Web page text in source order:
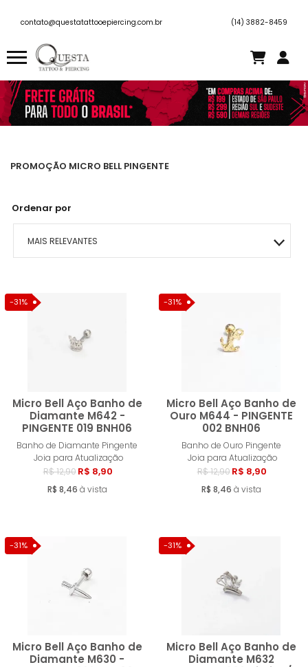
contato@questatattooepiercing.com.br (14) 3882-8459
PROMOÇÃO MICRO BELL PINGENTE
Ordenar por
MAIS RELEVANTES
MENOR PREÇO
MAIOR PREÇO
-31%
Micro Bell Aço Banho de
Diamante M642 -
PINGENTE 019 BNH06
Banho de Diamante Pingente
Joia para Atualização
R$ 12,90 R$ 8,90
R$ 8,46 à vista
Comprar
-31%
Micro Bell Aço Banho de
Ouro M644 - PINGENTE
002 BNH06
Banho de Ouro Pingente
Joia para Atualização
R$ 12,90 R$ 8,90
R$ 8,46 à vista
-31%
Micro Bell Aço Banho de
Diamante M630 -
-31%
Micro Bell Aço Banho de
Diamante M632